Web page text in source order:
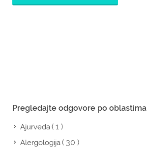
Pregledajte odgovore po oblastima
Ajurveda( 1 )
Alergologija( 30 )